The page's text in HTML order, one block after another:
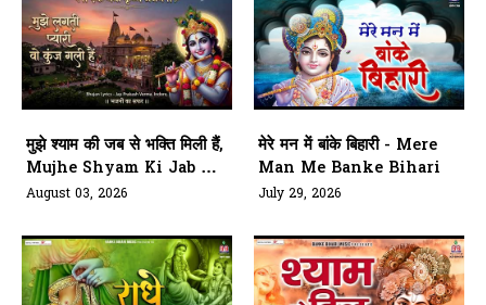
मुझे श्याम की जब से भक्ति मिली हैं,
Mujhe Shyam Ki Jab Se
Bhakti Mili Hai
August 03, 2026
मेरे मन में बांके बिहारी - Mere
Man Me Banke Bihari
July 29, 2026